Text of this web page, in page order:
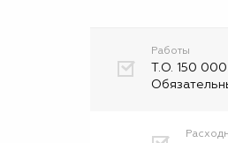
Работы
Т.О. 150